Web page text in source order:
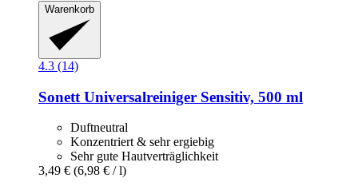
Warenkorb
4.3 (14)
Sonett Universalreiniger Sensitiv, 500 ml
Duftneutral
Konzentriert & sehr ergiebig
Sehr gute Hautverträglichkeit
3,49 € (6,98 € / l)